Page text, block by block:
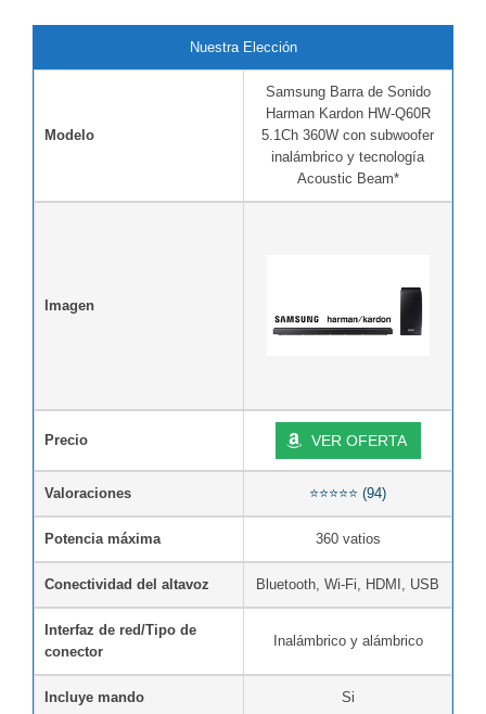
Nuestra Elección
Modelo
Samsung Barra de Sonido
Harman Kardon HW-Q60R
5.1Ch 360W con subwoofer
inalámbrico y tecnología
Acoustic Beam*
Imagen
Precio VER OFERTA
Valoraciones ⭐⭐⭐⭐⭐ (94)
Potencia máxima 360 vatios
Conectividad del altavoz Bluetooth, Wi-Fi, HDMI, USB
Interfaz de red/Tipo de
conector
Inalámbrico y alámbrico
Incluye mando Si